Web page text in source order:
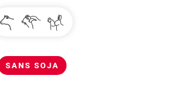
SANS SOJA